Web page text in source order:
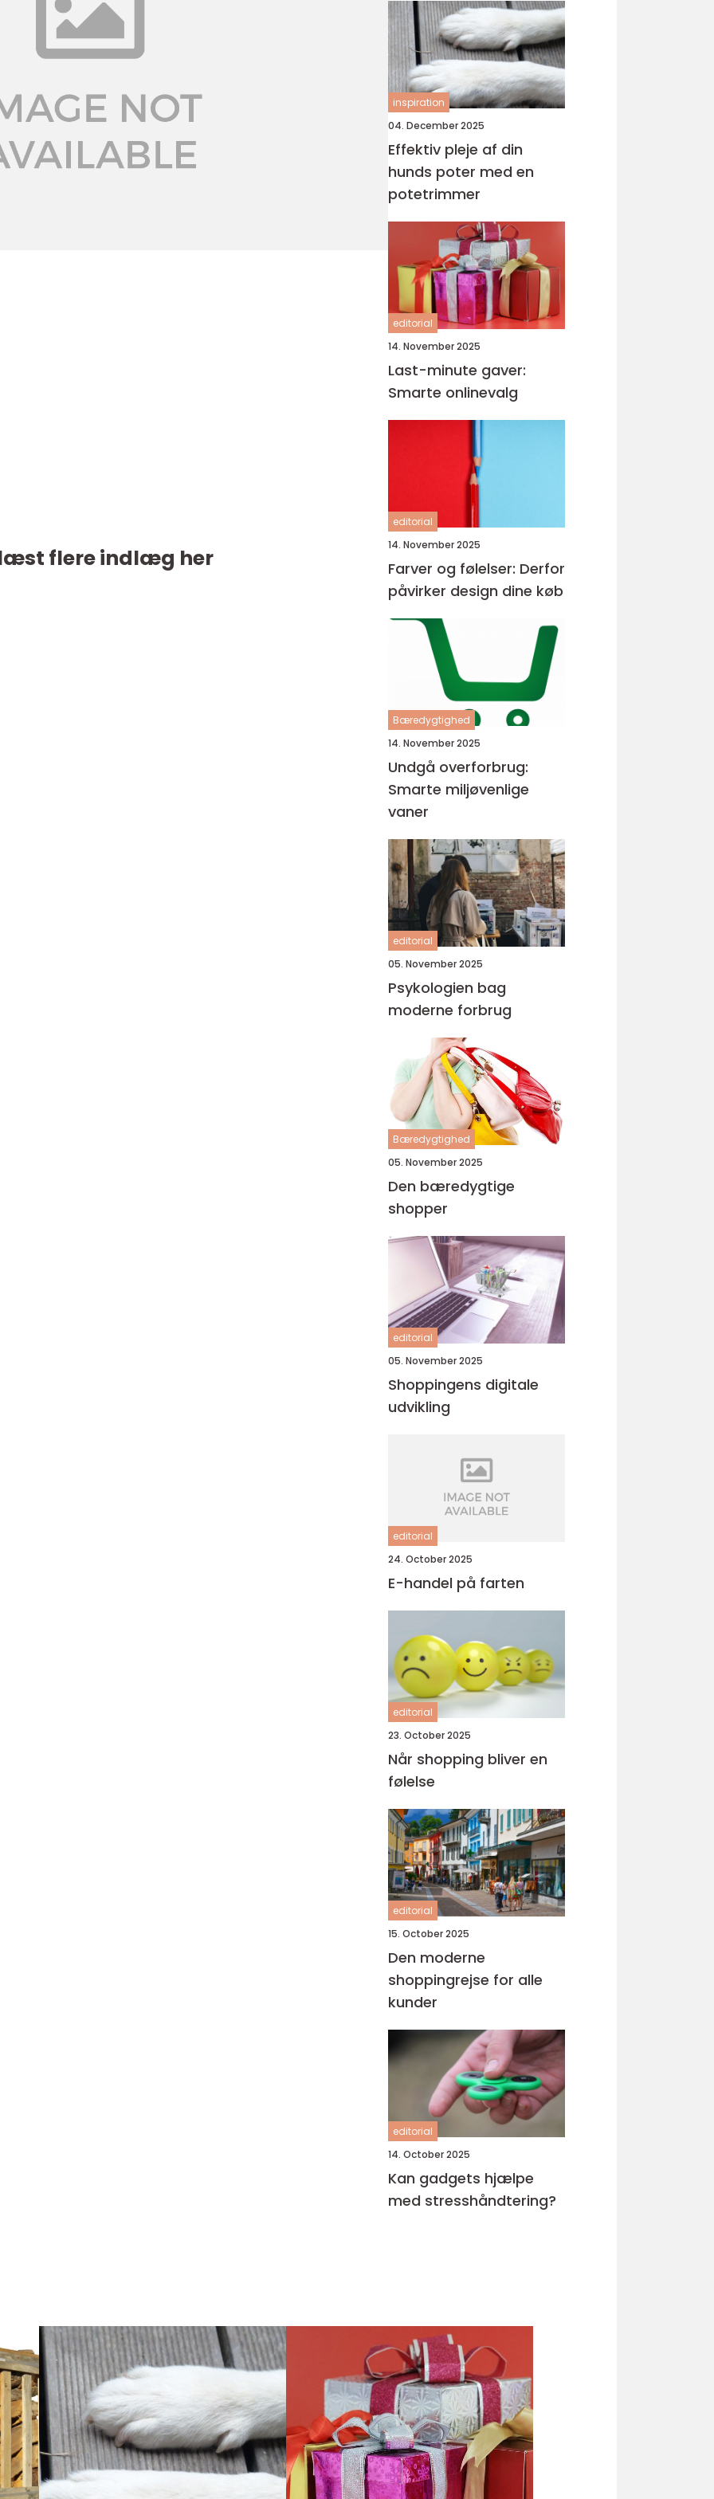
flere indlæg her
inspiration
04. December 2025
Effektiv pleje af din
hunds poter med en
potetrimmer
editorial
14. November 2025
Last-minute gaver:
Smarte onlinevalg
editorial
14. November 2025
Farver og følelser: Derfor
påvirker design dine køb
Bæredygtighed
14. November 2025
Undgå overforbrug:
Smarte miljøvenlige
vaner
editorial
05. November 2025
Psykologien bag
moderne forbrug
Bæredygtighed
05. November 2025
Den bæredygtige
shopper
editorial
05. November 2025
Shoppingens digitale
udvikling
editorial
24. October 2025
E-handel på farten
editorial
23. October 2025
Når shopping bliver en
følelse
editorial
15. October 2025
Den moderne
shoppingrejse for alle
kunder
editorial
14. October 2025
Kan gadgets hjælpe
med stresshåndtering?